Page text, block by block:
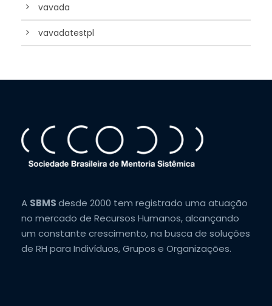
vavada
vavadatestpl
A SBMSdesde 2000 tem registrado uma atuação
no mercado de Recursos Humanos, alcançando
um constante crescimento, na busca de soluções
de RH para Indivíduos, Grupos e Organizações.